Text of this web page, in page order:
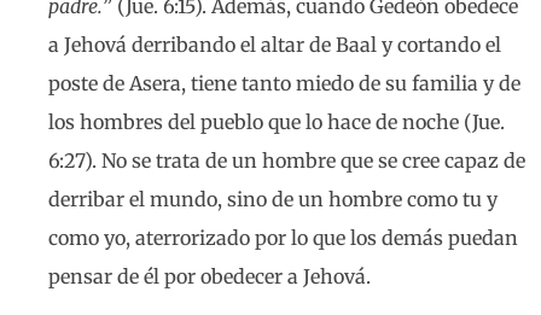
padre.” (Jue. 6:15). Además, cuando Gedeón obedece
a Jehová derribando el altar de Baal y cortando el
poste de Asera, tiene tanto miedo de su familia y de
los hombres del pueblo que lo hace de noche (Jue.
6:27). No se trata de un hombre que se cree capaz de
derribar el mundo, sino de un hombre como tu y
como yo, aterrorizado por lo que los demás puedan
pensar de él por obedecer a Jehová.